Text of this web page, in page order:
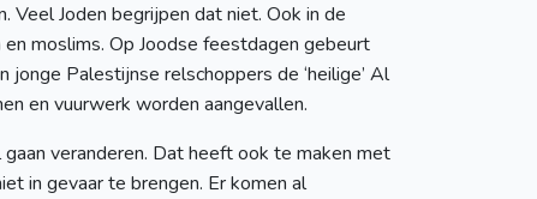
Joden begrijpen dat niet. Ook in de
moslims. Op Joodse feestdagen gebeurt
Palestijnse relschoppers de ‘heilige’ Al
en vuurwerk worden aangevallen.
veranderen. Dat heeft ook te maken met
in gevaar te brengen. Er komen al